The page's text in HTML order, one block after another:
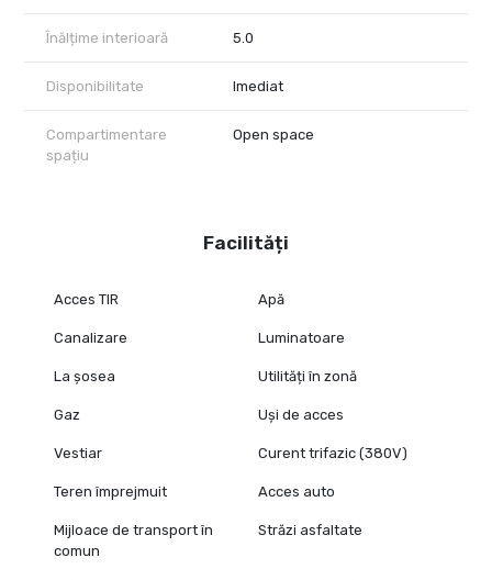
Înălțime interioară 5.0
Disponibilitate Imediat
Compartimentare
spațiu
Open space
Facilități
Acces TIR Apă
Canalizare Luminatoare
La șosea Utilități în zonă
Gaz Uși de acces
Vestiar Curent trifazic (380V)
Teren împrejmuit Acces auto
Mijloace de transport în
comun
Străzi asfaltate